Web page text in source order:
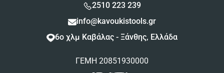
2510 223 239
info@kavoukistools.gr
6ο χλμ Καβάλας - Ξάνθης, Ελλάδα
ΓΕΜΗ 20851930000